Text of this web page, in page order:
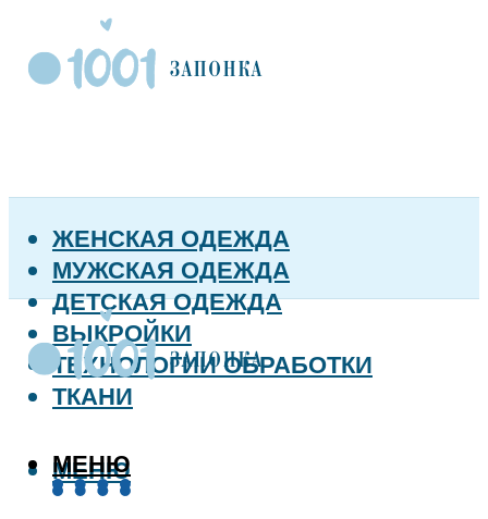
ЖЕНСКАЯ ОДЕЖДА
МУЖСКАЯ ОДЕЖДА
ДЕТСКАЯ ОДЕЖДА
ВЫКРОЙКИ
ТЕХНОЛОГИИ ОБРАБОТКИ
ТКАНИ
МЕНЮ
МЕНЮ